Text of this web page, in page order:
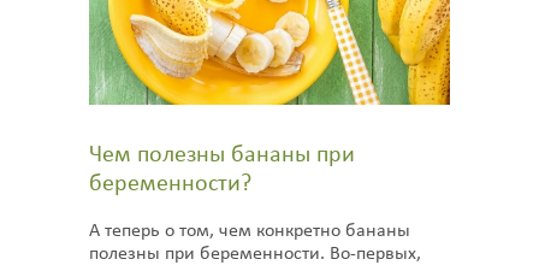
Чем полезны бананы при
беременности?
А теперь о том, чем конкретно бананы
полезны при беременности. Во-первых,